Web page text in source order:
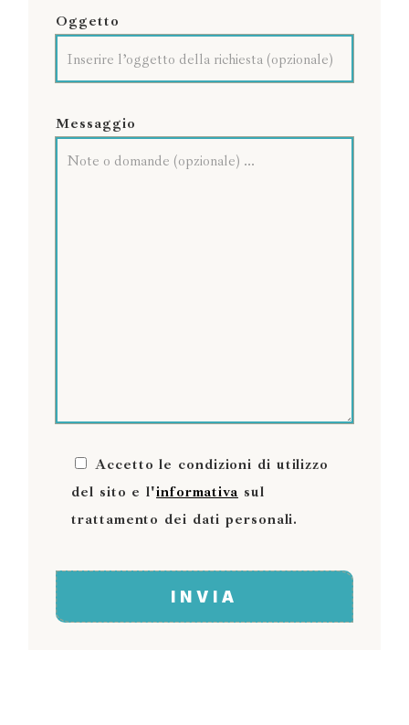
Oggetto
Messaggio
Accetto le condizioni di utilizzo
del sito e l'informativa sul
trattamento dei dati personali.
INVIA